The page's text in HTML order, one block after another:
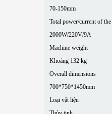
70-150mm
Total power/current of
2000W/220V/9A
Machine weight
Khoảng 132 kg
Overall dimensions
700*750*1450mm
Loại vật liệu